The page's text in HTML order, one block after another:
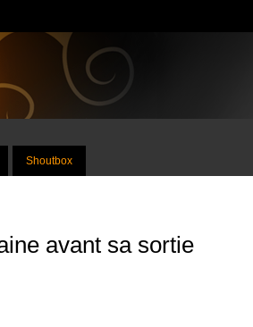
Shoutbox
avant sa sortie